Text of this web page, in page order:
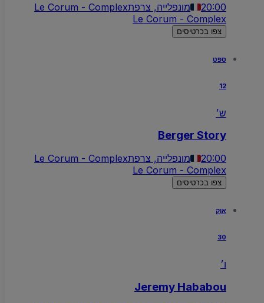
20:00 מונפלייה, צרפתLe Corum - Complex
Le Corum - Complex
צפו בכרטיסים
ספט
ש׳
Berger Story
20:00 מונפלייה, צרפתLe Corum - Complex
Le Corum - Complex
צפו בכרטיסים
אוק
30
Jeremy Hababou